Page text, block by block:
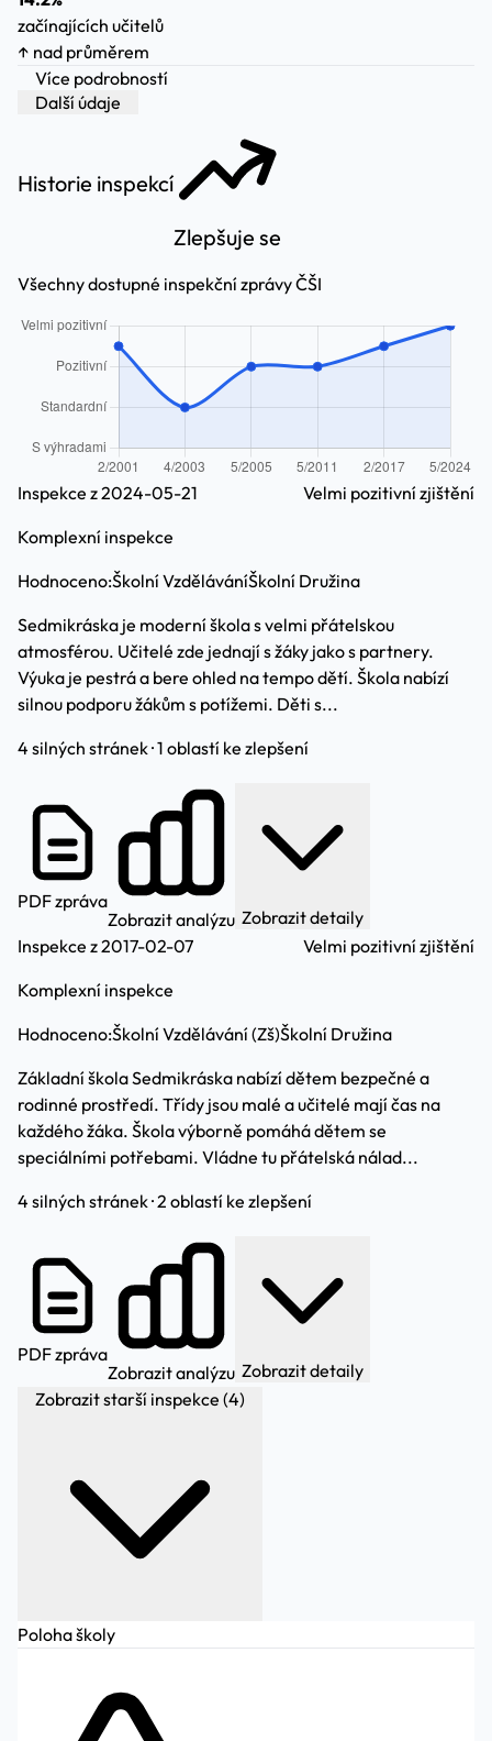
začínajících učitelů
↑ nad průměrem
Více podrobností
Další údaje
Historie inspekcí
Zlepšuje se
Všechny dostupné inspekční zprávy ČŠI
Inspekce z 2024-05-21
Komplexní inspekce
Velmi pozitivní zjištění
Hodnoceno:Školní VzděláváníŠkolní Družina
Sedmikráska je moderní škola s velmi přátelskou
atmosférou. Učitelé zde jednají s žáky jako s partnery.
Výuka je pestrá a bere ohled na tempo dětí. Škola nabízí
silnou podporu žákům s potížemi. Děti s...
4 silných stránek · 1 oblastí ke zlepšení
PDF zpráva
Zobrazit analýzu Zobrazit detaily
Inspekce z 2017-02-07
Komplexní inspekce
Velmi pozitivní zjištění
Hodnoceno:Školní Vzdělávání (Zš)Školní Družina
Základní škola Sedmikráska nabízí dětem bezpečné a
rodinné prostředí. Třídy jsou malé a učitelé mají čas na
každého žáka. Škola výborně pomáhá dětem se
speciálními potřebami. Vládne tu přátelská nálad...
4 silných stránek · 2 oblastí ke zlepšení
PDF zpráva
Zobrazit analýzu Zobrazit detaily
Zobrazit starší inspekce (4)
Poloha školy